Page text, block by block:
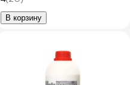
В корзину